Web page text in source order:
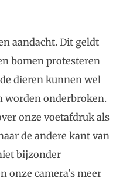
aandacht. Dit geldt
bomen protesteren
dieren kunnen wel
worden onderbroken.
onze voetafdruk als
de andere kant van
bijzonder
onze camera's meer